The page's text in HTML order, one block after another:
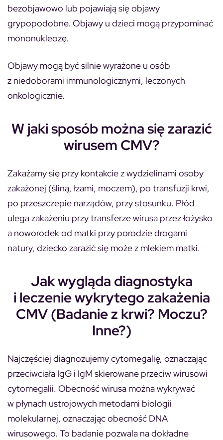
bezobjawowo lub pojawiają się objawy
grypopodobne. Objawy u dzieci mogą przypominać
mononukleozę.
Objawy mogą być silnie wyrażone u osób
z niedoborami immunologicznymi, leczonych
onkologicznie.
W jaki sposób można się zarazić
wirusem CMV?
Zakażamy się przy kontakcie z wydzielinami osoby
zakażonej (śliną, łzami, moczem), po transfuzji krwi,
po przeszczepie narządów, przy stosunku. Płód
ulega zakażeniu przy transferze wirusa przez łożysko
a noworodek od matki przy porodzie drogami
natury, dziecko zarazić się może z mlekiem matki.
Jak wygląda diagnostyka
i leczenie wykrytego zakażenia
CMV (Badanie z krwi? Moczu?
Inne?)
Najczęściej diagnozujemy cytomegalię, oznaczając
przeciwciała IgG i IgM skierowane przeciw wirusowi
cytomegalii. Obecność wirusa można wykrywać
w płynach ustrojowych metodami biologii
molekularnej, oznaczając obecność DNA
wirusowego. To badanie pozwala na dokładne